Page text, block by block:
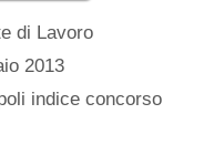
di Lavoro
2013
indice concorso